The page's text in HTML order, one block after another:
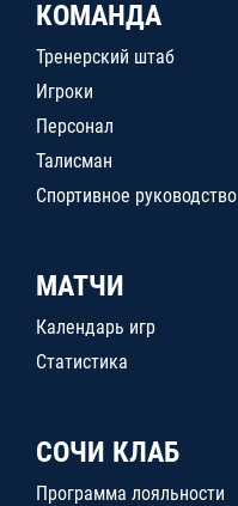
КОМАНДА
Тренерский штаб
Игроки
Персонал
Талисман
Спортивное руководство
МАТЧИ
Календарь игр
Статистика
СОЧИ КЛАБ
Программа лояльности